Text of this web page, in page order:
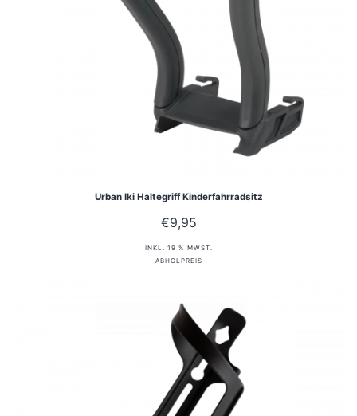
Urban Iki Haltegriff Kinderfahrradsitz
€9,95
INKL. 19 % MWST.
ABHOLPREIS